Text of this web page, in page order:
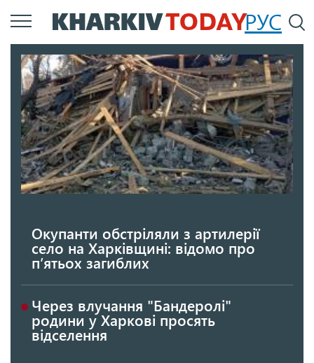
Перейти
до
вмісту
РУС
Окупанти обстріляли з артилерії
село на Харківщині: відомо про
п’ятьох загиблих
Через влучання "Бандеролі"
родини у Харкові просять
відселення